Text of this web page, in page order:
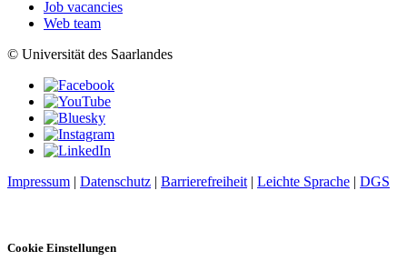
Job vacancies
Web team
© Universität des Saarlandes
Impressum | Datenschutz | Barrierefreiheit | Leichte Sprache | DGS
Cookie Einstellungen